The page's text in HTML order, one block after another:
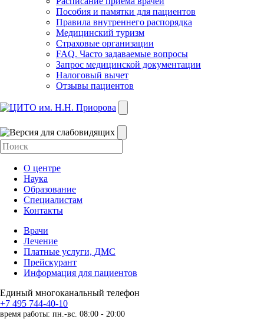
Пособия и памятки для пациентов
Правила внутреннего распорядка
Медицинский туризм
Страховые организации
FAQ. Часто задаваемые вопросы
Запрос медицинской документации
Налоговый вычет
Отзывы пациентов
О центре
Наука
Образование
Специалистам
Контакты
Врачи
Лечение
Платные услуги, ДМС
Прейскурант
Информация для пациентов
Единый многоканальный телефон
+7 495 744-40-10
время работы: пн.-вс. 08:00 - 20:00